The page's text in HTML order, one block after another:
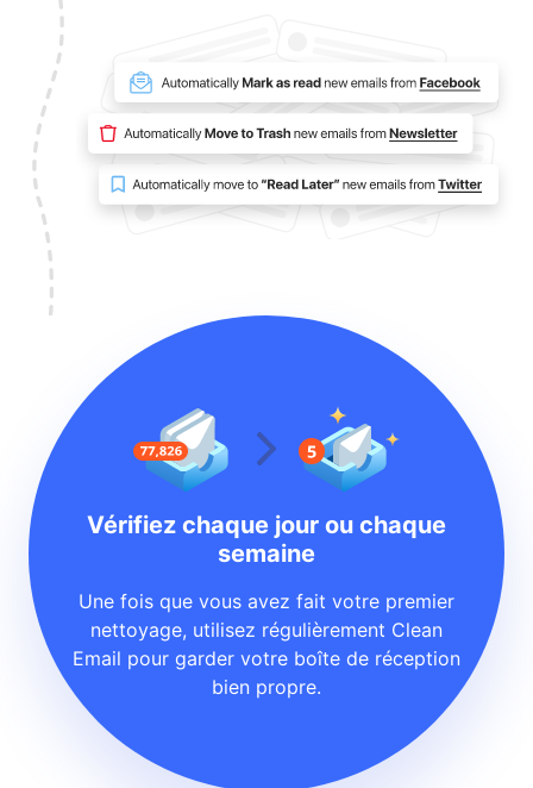
Vérifiez chaque jour ou chaque
semaine
Une fois que vous avez fait votre premier
nettoyage, utilisez régulièrement Clean
Email pour garder votre boîte de réception
bien propre.